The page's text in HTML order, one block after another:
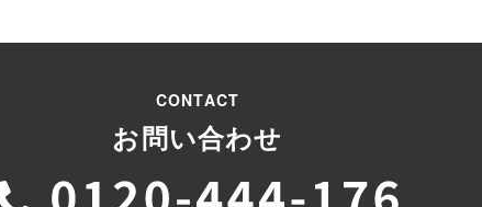
CONTACT
お問い合わせ